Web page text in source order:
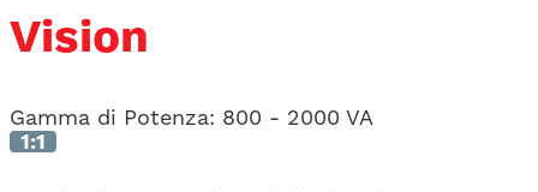
Vision
Gamma di Potenza: 800 - 2000 VA
1:1